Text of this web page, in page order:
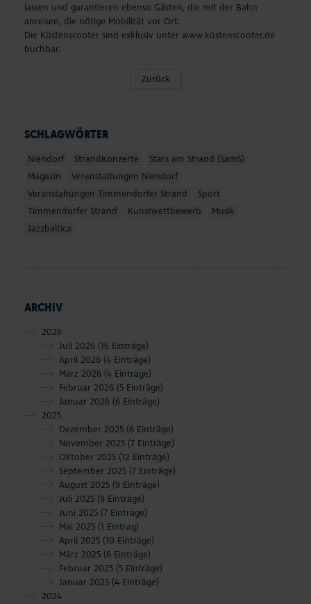
SCHLAGWÖRTER
Niendorf StrandKonzerte
Stars am Strand (SamS)
Magazin
Veranstaltungen Niendorf
Veranstaltungen Timmendorfer Strand
Sport
Timmendorfer Strand
Kunstwettbewerb
Musik
Jazzbaltica
ARCHIV
2026
Juli 2026 (16 Einträge)
April 2026 (4 Einträge)
März 2026 (4 Einträge)
Februar 2026 (5 Einträge)
Januar 2026 (6 Einträge)
2025
Dezember 2025 (6 Einträge)
November 2025 (7 Einträge)
Oktober 2025 (12 Einträge)
September 2025 (7 Einträge)
August 2025 (9 Einträge)
Juli 2025 (9 Einträge)
Juni 2025 (7 Einträge)
Mai 2025 (1 Eintrag)
April 2025 (10 Einträge)
März 2025 (6 Einträge)
Februar 2025 (5 Einträge)
Januar 2025 (4 Einträge)
2024
lassen und garantieren ebenso Gästen, die mit der Bahn
anreisen, die nötige Mobilität vor Ort.
Die Küstenscooter sind exklusiv unter www.küstenscooter.de
buchbar.
Zurück